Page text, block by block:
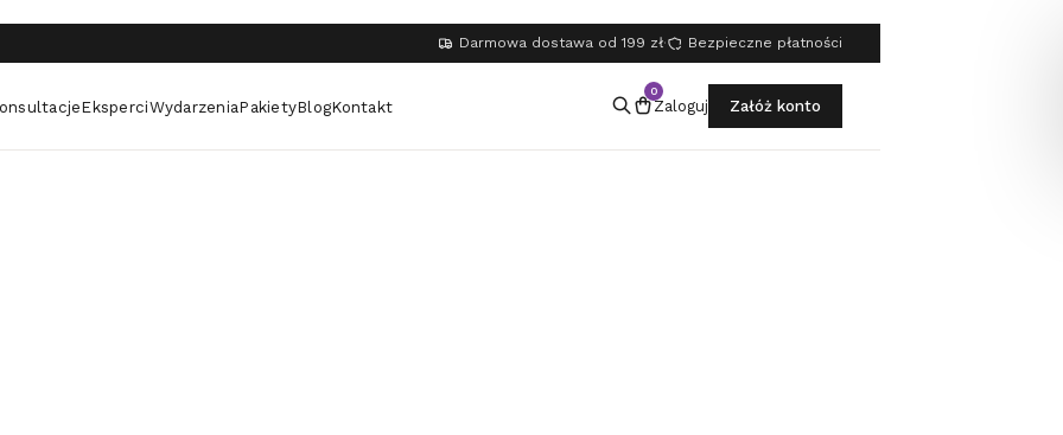
Darmowa dostawa od 199 zł· Bezpieczne płatności
EksperciWydarzeniaPakietyBlogKontakt
0
Zaloguj Załóż konto